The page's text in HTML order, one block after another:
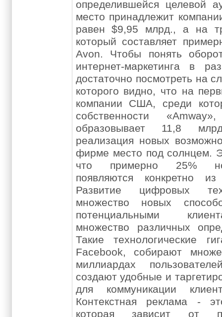
определившейся целевой
место принадлежит
равен $9,95 млрд., а на
который составляет
Avon. Чтобы понять
интернет-маркетинга в
достаточно посмотреть на
которого видно, что на
компании США, среди
собственности
образовывает 11,8
реализация новых
фирме место под солнцем.
что примерно 25%
появляются конкретно
Развитие цифровых
множество новых
потенциальными
множество различных
Такие технологические
Facebook, собирают
миллиардах
создают удобные и
для коммуникации
Контекстная реклама -
которая зависит от